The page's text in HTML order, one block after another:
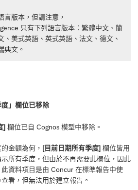
言版本，但請注意，
只有下列語言版本：繁體中文、簡
、美式英語、英式英語、法文、德文、
典文。
度」欄位已移除
] 欄位已自 Cognos 模型中移除。
金額為何， [目前日期所有季度] 欄位皆用
所有季度，但由於不再需要此欄位，因此
資料項目是由 Concur 在標準報告中使
看，但無法用於建立報告。